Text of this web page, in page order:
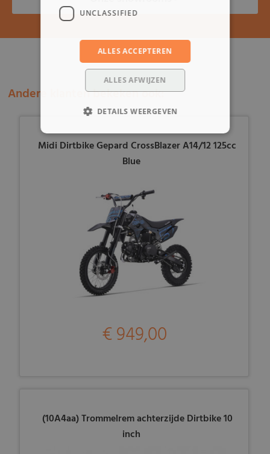
Andere klanten bekeken ook:
Midi Dirtbike Gepard CrossBlazer A14/12 125cc
Blue
€ 949,00
(10A4aa) Trommelrem achterzijde Dirtbike 10
inch
UNCLASSIFIED
ALLES ACCEPTEREN
ALLES AFWIJZEN
DETAILS WEERGEVEN